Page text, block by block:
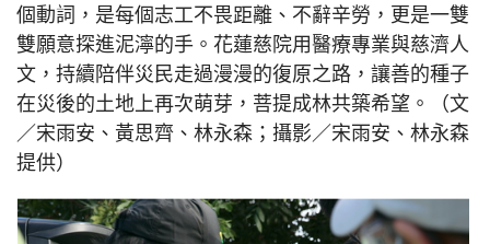
個動詞，是每個志工不畏距離、不辭辛勞，更是一雙
雙願意探進泥濘的手。花蓮慈院用醫療專業與慈濟人
文，持續陪伴災民走過漫漫的復原之路，讓善的種子
在災後的土地上再次萌芽，菩提成林共築希望。（文
／宋雨安、黃思齊、林永森；攝影／宋雨安、林永森
提供）